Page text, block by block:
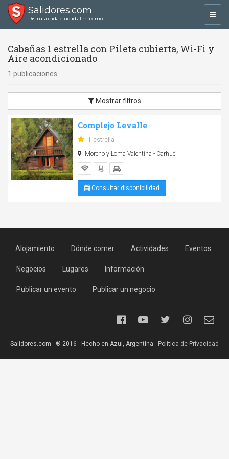
Salidores.com
Disfrutá cada ciudad al máximo
Cabañas 1 estrella con Pileta cubierta, Wi-Fi y
Aire acondicionado
1 publicaciones
Mostrar filtros
Complejo Levalle
1 estrella
Moreno y Loma Valentina - Carhué
Consultar disponibilidad
Alojamiento Dónde comer Actividades Eventos
Negocios Lugares Información
Publicar un evento Publicar un negocio
Salidores.com - ® 2016 - Hecho en Azul, Argentina - Política de Privacidad